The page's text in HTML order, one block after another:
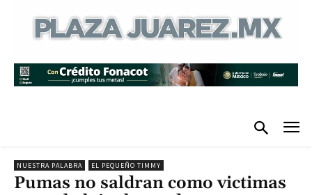
NUESTRA PALABRA EL PEQUEÑO TIMMY
Pumas no saldran como victimas